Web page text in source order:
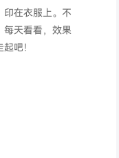
印在衣服上。不
每天看看，效果
吧！